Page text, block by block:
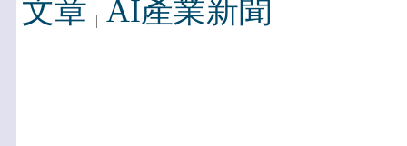
文章 AI產業新聞